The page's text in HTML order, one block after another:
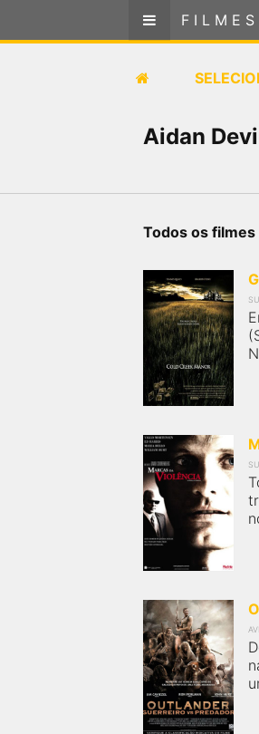
Aidan
Todos os
FILMES NO CINEMA
SELECIONE SUA LOCALIZAÇÃO
PÁGINA INICIAL
é o maior localizador
filmes e sessões de cinema no Brasil. Através
você pode encontrar os filmes no cinema mais
próximos a você ou a qualquer cidade em
sobre cinemas, horários, assistir aos trailers e